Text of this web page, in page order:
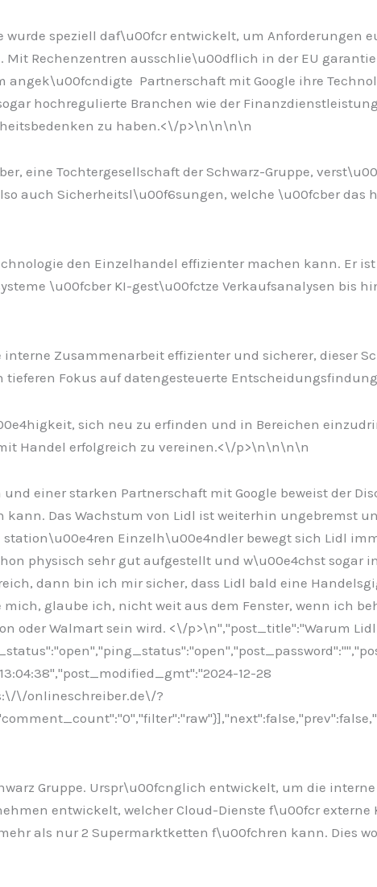
wurde speziell daf\u00fcr entwickelt, um Anforderungen
Rechenzentren ausschlie\u00dflich in der EU
angek\u00fcndigte Partnerschaft mit Google ihre
hochregulierte Branchen wie der
zu haben.<\/p>\n\n\n\n
eine Tochtergesellschaft der Schwarz-Gruppe,
auch Sicherheitsl\u00f6sungen, welche \u00fcber
den Einzelhandel effizienter machen kann. Er
\u00fcber KI-gest\u00fctze Verkaufsanalysen bis
interne Zusammenarbeit effizienter und sicherer, dieser
Fokus auf datengesteuerte
sich neu zu erfinden und in Bereichen
Handel erfolgreich zu vereinen.<\/p>\n\n\n\n
einer starken Partnerschaft mit Google beweist der
Das Wachstum von Lidl ist weiterhin ungebremst
Einzelh\u00e4ndler bewegt sich Lidl
physisch sehr gut aufgestellt und w\u00e4chst sogar
dann bin ich mir sicher, dass Lidl bald eine
glaube ich, nicht weit aus dem Fenster, wenn ich
oder Walmart sein wird. <\/p>\n","post_title":"Warum
12-28
\/onlineschreiber.de\/?
Gruppe. Urspr\u00fcnglich entwickelt, um die
entwickelt, welcher Cloud-Dienste f\u00fcr
als nur 2 Supermarktketten f\u00fchren kann. Dies